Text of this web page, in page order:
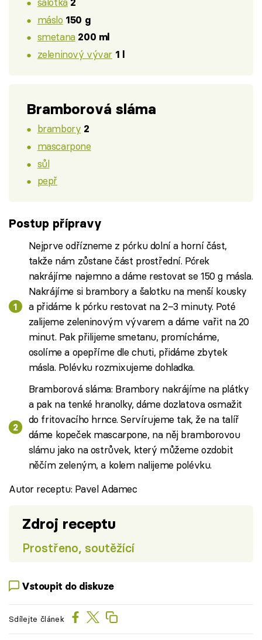
máslo 150 g
smetana 200 ml
zeleninový vývar 1 l
Bramborová sláma
brambory 2
mascarpone
sůl
pepř
Postup přípravy
Nejprve odřízneme z pórku dolní a horní část,
takže nám zůstane část prostřední. Pórek
nakrájíme najemno a dáme restovat se 150 g másla.
Nakrájíme si brambory a šalotku na menší kousky
a přidáme k pórku restovat na 2–3 minuty. Poté
zalijeme zeleninovým vývarem a dáme vařit na 20
minut. Pak přilijeme smetanu, promícháme,
osolíme a opepříme dle chuti, přidáme zbytek
másla. Polévku rozmixujeme dohladka.
Bramborová sláma: Brambory nakrájíme na plátky
a pak na tenké hranolky, dáme dozlatova osmažit
do fritovacího hrnce. Servírujeme tak, že na talíř
dáme kopeček mascarpone, na něj bramborovou
slámu jako na ostrůvek, který můžeme ozdobit
něčím zeleným, a kolem nalijeme polévku.
Autor receptu: Pavel Adamec
Zdroj receptu
Prostřeno, soutěžící
Vstoupit do diskuze
Sdílejte článek